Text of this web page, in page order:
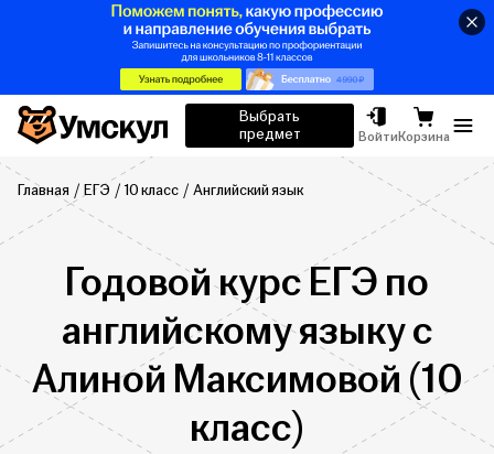
Умскул
Выбрать
предмет
ВойтиКорзина
Главная ЕГЭ 10 класс Английский язык
Годовой курс ЕГЭ по
английскому языку с
Алиной Максимовой (10
класс)